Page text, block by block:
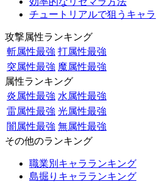
チュートリアルで狙うキャラ
攻撃属性ランキング
斬属性最強 打属性最強
突属性最強 魔属性最強
属性ランキング
炎属性最強 水属性最強
雷属性最強 光属性最強
闇属性最強 無属性最強
その他のランキング
職業別キャラランキング
島掘りキャラランキング